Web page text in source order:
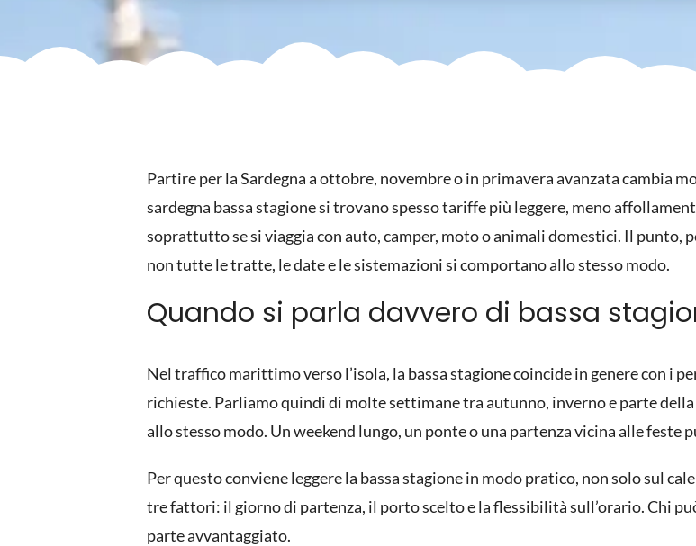
Partire per la Sardegna a ottobre, novembre o in primavera avanzata cambia
sardegna bassa stagione si trovano spesso tariffe più leggere, meno
soprattutto se si viaggia con auto, camper, moto o animali domestici. Il punto,
non tutte le tratte, le date e le sistemazioni si comportano allo stesso modo.
Quando si parla davvero di bassa
Nel traffico marittimo verso l’isola, la bassa stagione coincide in genere con i
richieste. Parliamo quindi di molte settimane tra autunno, inverno e parte
allo stesso modo. Un weekend lungo, un ponte o una partenza vicina alle feste
Per questo conviene leggere la bassa stagione in modo pratico, non solo sul
tre fattori: il giorno di partenza, il porto scelto e la flessibilità sull’orario. Chi
parte avvantaggiato.